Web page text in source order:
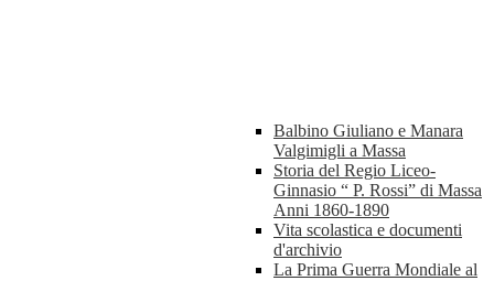
Balbino Giuliano e Manara
Valgimigli a Massa
Storia del Regio Liceo-
Ginnasio “ P. Rossi” di Massa
Anni 1860-1890
Vita scolastica e documenti
d'archivio
La Prima Guerra Mondiale al